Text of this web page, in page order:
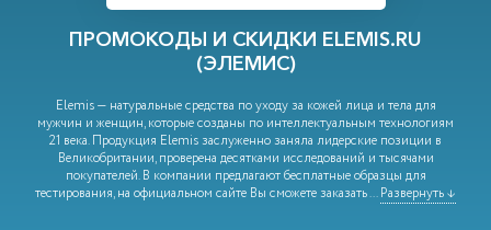
ПРОМОКОДЫ И СКИДКИ ELEMIS.RU
(ЭЛЕМИС)
Elemis — натуральные средства по уходу за кожей лица и тела для
мужчин и женщин, которые созданы по интеллектуальным технологиям
21 века. Продукция Elemis заслуженно заняла лидерские позиции в
Великобритании, проверена десятками исследований и тысячами
покупателей. В компании предлагают бесплатные образцы для
тестирования, на официальном сайте Вы сможете заказать...Развернуть ↓